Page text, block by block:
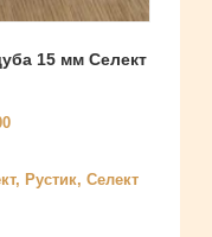
15 мм Селект
Рустик, Селект